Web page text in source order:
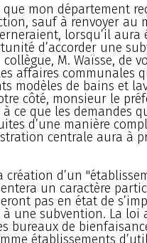
mon département
sauf à renvoyer au
lorsqu’il aura
d’accorder une
M. Waïsse, de
affaires communales
modèles de bains et
côté, monsieur le
ce que les demandes
d’une manière
centrale aura à
d’un
un caractère
pas en état de
une subvention. La loi
bureaux de
établissements